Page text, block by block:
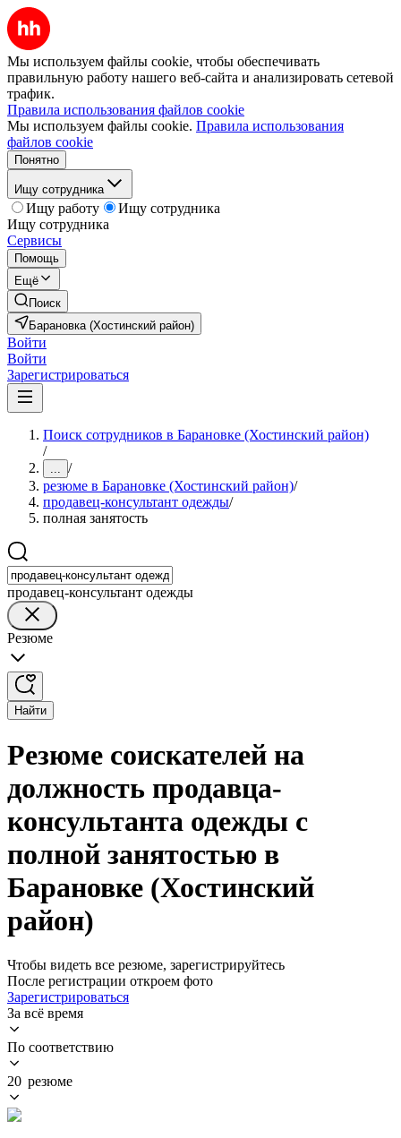
Мы используем файлы cookie, чтобы обеспечивать
правильную работу нашего веб-сайта и анализировать сетевой
трафик.
Правила использования файлов cookie
Мы используем файлы cookie. Правила использования
файлов cookie
Понятно
Ищу сотрудника
Ищу работу
Ищу сотрудника
Ищу сотрудника
Сервисы
Помощь
Ещё
Поиск
Барановка (Хостинский район)
Войти
Войти
Зарегистрироваться
Поиск сотрудников в Барановке (Хостинский район)
/
... /
резюме в Барановке (Хостинский район)/
продавец-консультант одежды/
полная занятость
продавец-консультант одежды
Резюме
Найти
Резюме соискателей на
должность продавца-
консультанта одежды с
полной занятостью в
Барановке (Хостинский
район)
Чтобы видеть все резюме, зарегистрируйтесь
После регистрации откроем фото
Зарегистрироваться
За всё время
По соответствию
20 резюме